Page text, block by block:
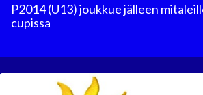
P2014 (U13) joukkue jälleen
cupissa